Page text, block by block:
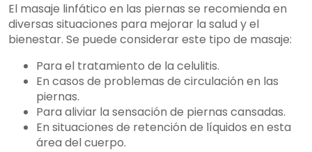
El masaje linfático en las piernas se recomienda en
diversas situaciones para mejorar la salud y el
bienestar. Se puede considerar este tipo de masaje:
Para el tratamiento de la celulitis.
En casos de problemas de circulación en las
piernas.
Para aliviar la sensación de piernas cansadas.
En situaciones de retención de líquidos en esta
área del cuerpo.